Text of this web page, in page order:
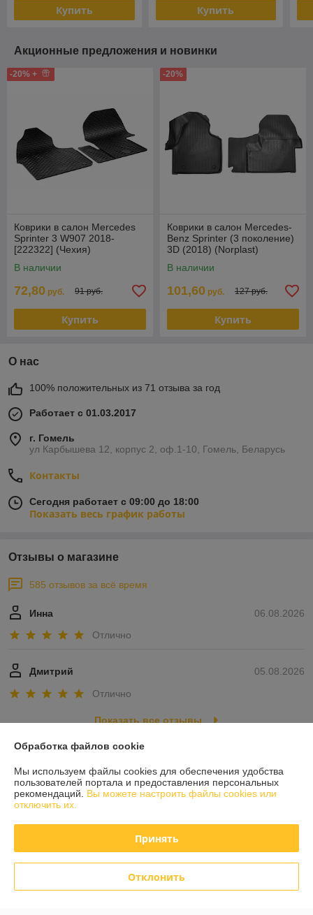
Купить Купить
Акционные предложения и новинки
-20% +
Коврики в салон Mercedes
Sprinter 3 W907 2018-
[222322] (Чехия)
В наличии
72,80 руб. 91 руб.
Купить
-20%
Коврики в салон Mercedes-
Benz Sprinter (3 поколение)
3D (2018) (Norplast)
В наличии
101,60 руб. 127 руб.
Купить
О нас
100% положительных из 71 отзыва за год
Работает с 01.03.2017
г. Гомель
ул Карбышева 12, корпус 2, оф.1-10, Гомель, Беларусь
Контакты
Сегодня работает с 09:00 до 18:00
Показать весь график работы
Отзывы о магазине
585 отзывов за всё время
06.08.2026
Инна
Отлично
05.08.2026
Дмитрий
Отлично
Показать все отзывы
О нас
Контакты
График работы
Обработка файлов cookie
Мы используем файлы cookies для обеспечения удобства
пользователей портала и предоставления персональных
рекомендаций. Вы можете настроить файлы cookies или
отключить их.
Принять
Отклонить